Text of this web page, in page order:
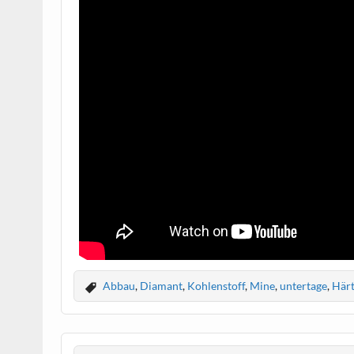
Abbau, Diamant, Kohlenstoff, Mine,untertage,